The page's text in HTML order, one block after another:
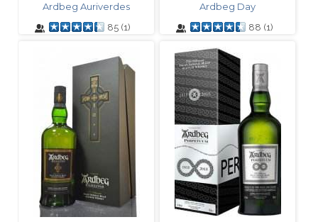
Ardbeg Auriverdes
85 (1)
Ardbeg Day
88 (1)